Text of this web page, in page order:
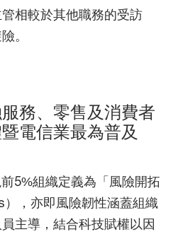
相較於其他職務的受訪
。
務、零售及消費者
電信業最為普及
5%組織定義為「風險開拓
，亦即風險韌性涵蓋組織
主導，結合科技賦權以因